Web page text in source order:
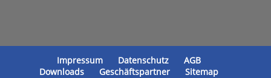
Impressum Datenschutz
AGB
Downloads
Geschäftspartner Sitemap